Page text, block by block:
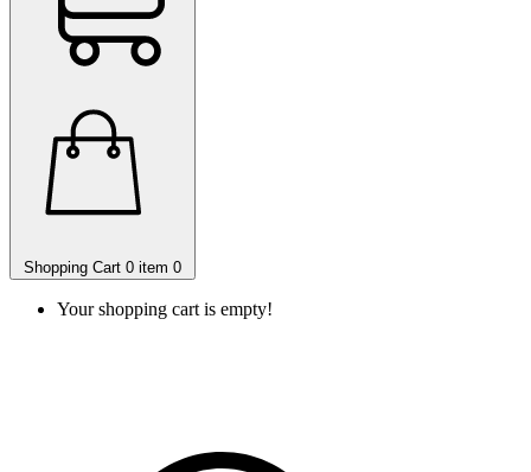
Shopping Cart 0 item 0
Your shopping cart is empty!